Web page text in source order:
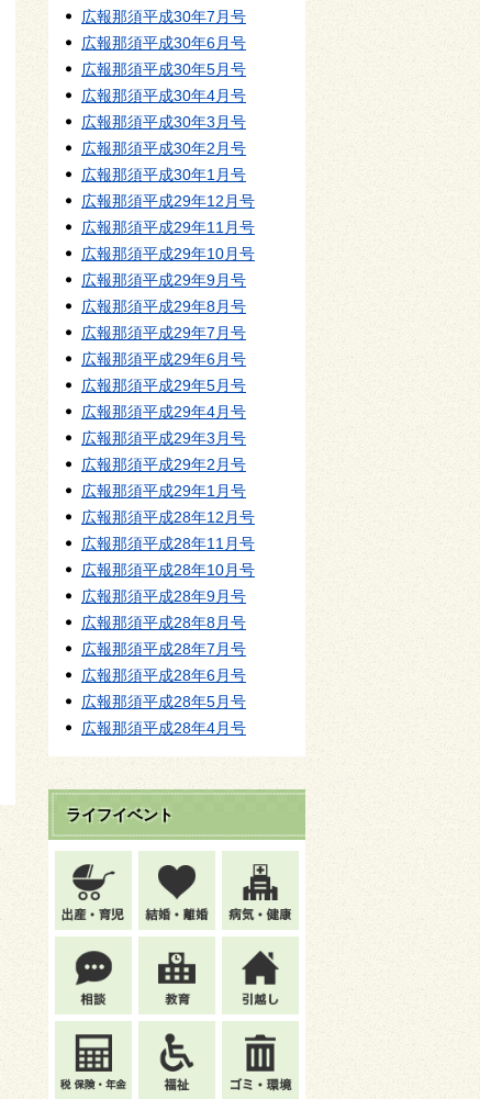
広報那須平成30年7月号
広報那須平成30年6月号
広報那須平成30年5月号
広報那須平成30年4月号
広報那須平成30年3月号
広報那須平成30年2月号
広報那須平成30年1月号
広報那須平成29年12月号
広報那須平成29年11月号
広報那須平成29年10月号
広報那須平成29年9月号
広報那須平成29年8月号
広報那須平成29年7月号
広報那須平成29年6月号
広報那須平成29年5月号
広報那須平成29年4月号
広報那須平成29年3月号
広報那須平成29年2月号
広報那須平成29年1月号
広報那須平成28年12月号
広報那須平成28年11月号
広報那須平成28年10月号
広報那須平成28年9月号
広報那須平成28年8月号
広報那須平成28年7月号
広報那須平成28年6月号
広報那須平成28年5月号
広報那須平成28年4月号
ライフイベント